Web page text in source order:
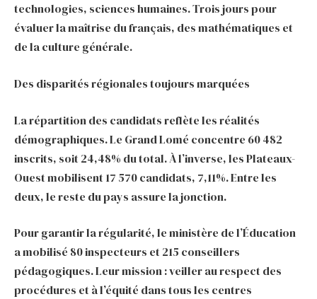
technologies, sciences humaines. Trois jours pour
évaluer la maîtrise du français, des mathématiques et
de la culture générale.
Des disparités régionales toujours marquées
La répartition des candidats reflète les réalités
démographiques. Le Grand Lomé concentre 60 482
inscrits, soit 24,48% du total. À l’inverse, les Plateaux-
Ouest mobilisent 17 570 candidats, 7,11%. Entre les
deux, le reste du pays assure la jonction.
Pour garantir la régularité, le ministère de l’Éducation
a mobilisé 80 inspecteurs et 215 conseillers
pédagogiques. Leur mission : veiller au respect des
procédures et à l’équité dans tous les centres